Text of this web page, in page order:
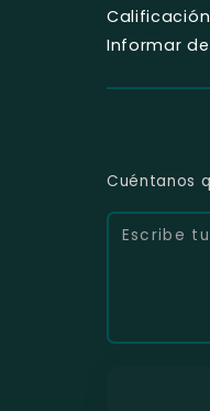
Informar
Cuéntanos